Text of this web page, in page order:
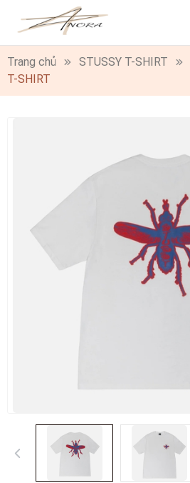
0
Trang chủ STUSSY T-SHIRT
T-SHIRT